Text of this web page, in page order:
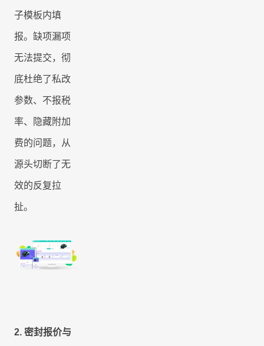
子模板内填
报。缺项漏项
无法提交，彻
底杜绝了私改
参数、不报税
率、隐藏附加
费的问题，从
源头切断了无
效的反复拉
扯。
2. 密封报价与